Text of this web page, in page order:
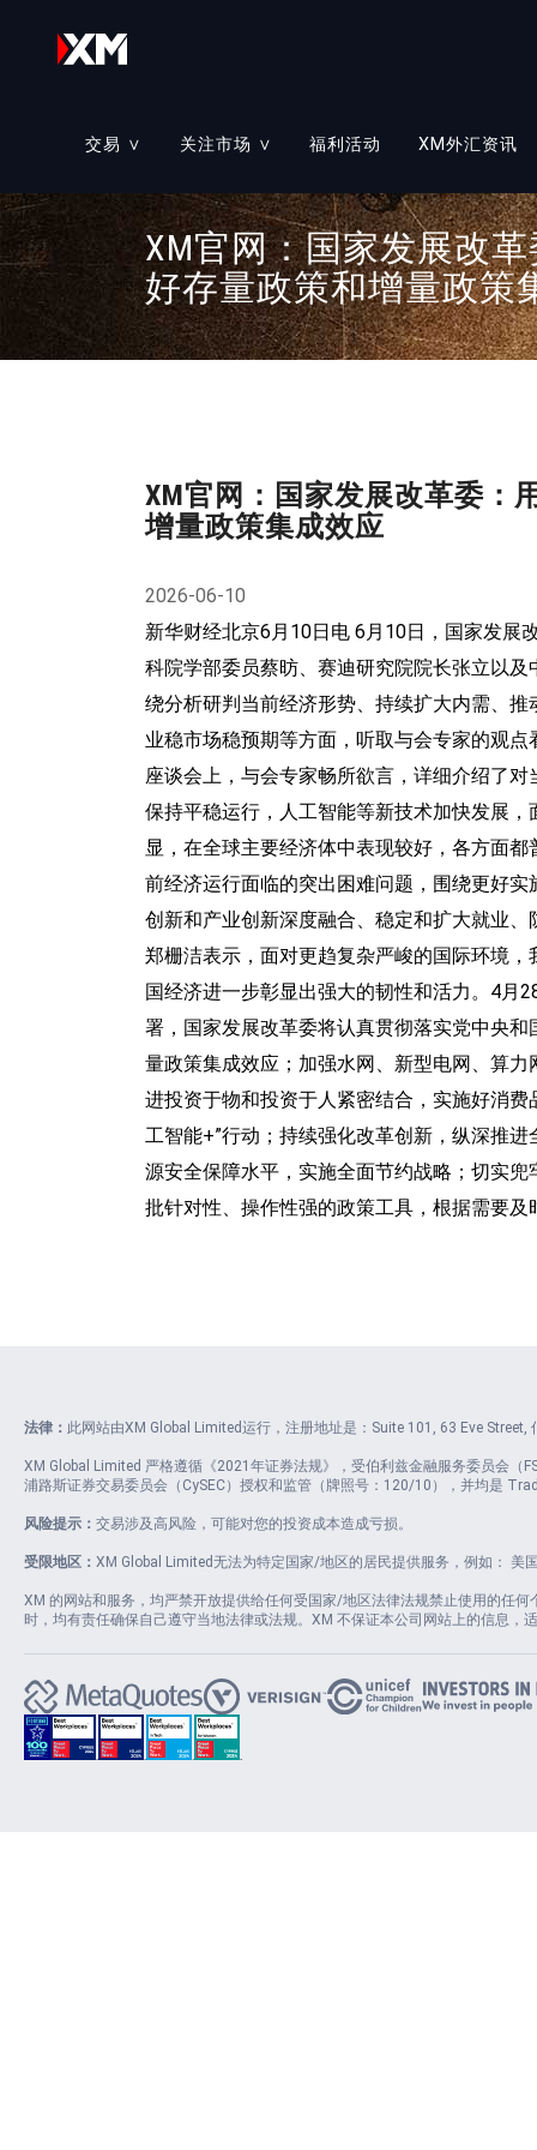
交易 ∨
≡ 账户类型
交易市场 ≡ 外汇交易
股票衍生物
股票
TURBO 股票
股指
能源
主题指数
我们的服务 ≡
关注市场 ∨
教育课程 ≡
交易工具 ≡
福利活动 XM外汇资讯
XM官网：国家发展改
好存量政策和增量政策
XM官网：国家发展改革委：
增量政策集成效应
2026-06-10
新华财经北京6月10日电 6月10日，国家发展
科院学部委员蔡昉、赛迪研究院院长张立以
绕分析研判当前经济形势、持续扩大内需、
业稳市场稳预期等方面，听取与会专家的观点
座谈会上，与会专家畅所欲言，详细介绍了
保持平稳运行，人工智能等新技术加快发展
显，在全球主要经济体中表现较好，各方面
前经济运行面临的突出困难问题，围绕更好
创新和产业创新深度融合、稳定和扩大就业
郑栅洁表示，面对更趋复杂严峻的国际环境
国经济进一步彰显出强大的韧性和活力。4月
署，国家发展改革委将认真贯彻落实党中央
量政策集成效应；加强水网、新型电网、算
进投资于物和投资于人紧密结合，实施好消
工智能+”行动；持续强化改革创新，纵深推
源安全保障水平，实施全面节约战略；切实
批针对性、操作性强的政策工具，根据需要
法律： 此网站由XM Global Limited运行，注册地址是：Suite 101, 63 Eve Street,
XM Global Limited 严格遵循《2021年证券法规》，受伯利兹金融服务委员会
浦路斯证券交易委员会（CySEC）授权和监管（牌照号：120/10），并均是
风险提示： 交易涉及高风险，可能对您的投资成本造成亏损。
受限地区： XM Global Limited无法为特定国家/地区的居民提供服务，例如： 美
XM 的网站和服务，均严禁开放提供给任何受国家/地区法律法规禁止使用的任
时，均有责任确保自己遵守当地法律或法规。XM 不保证本公司网站上的信息，